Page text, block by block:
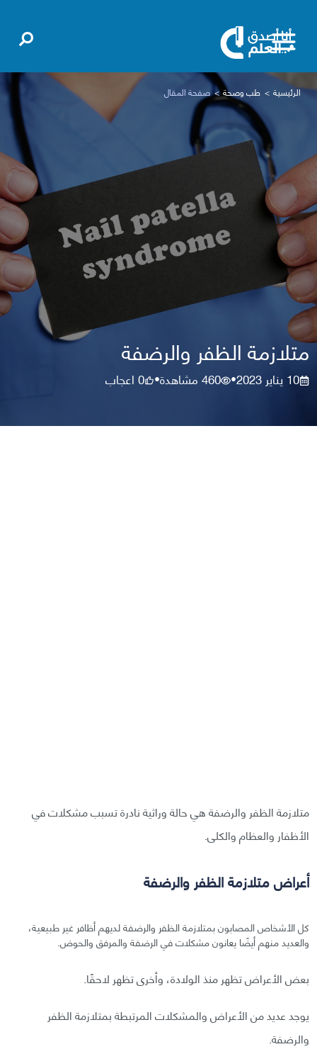
الرئيسية طب وصحة صفحة المقال
متلازمة الظفر والرضفة
10 يناير 2023 •
460مشاهدة•
0اعجاب
متلازمة الظفر والرضفة هي حالة وراثية نادرة تسبب مشكلات في
الأظفار والعظام والكلى.
أعراض متلازمة الظفر والرضفة
كل الأشخاص المصابون بمتلازمة الظفر والرضفة لديهم أظافر غير طبيعية،
والعديد منهم أيضًا يعانون مشكلات في الرضفة والمرفق والحوض.
بعض الأعراض تظهر منذ الولادة، وأخرى تظهر لاحقًا.
يوجد عديد من الأعراض والمشكلات المرتبطة بمتلازمة الظفر
والرضفة.